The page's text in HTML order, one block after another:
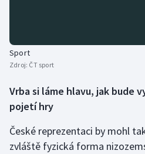
Sport
Zdroj: ČT sport
Vrba si láme hlavu, jak bude
pojetí hry
České reprezentaci by mohl
zvláště fyzická forma